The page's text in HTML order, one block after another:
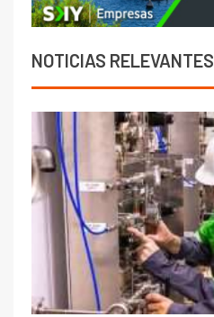
NOTICIAS RELEVANTES